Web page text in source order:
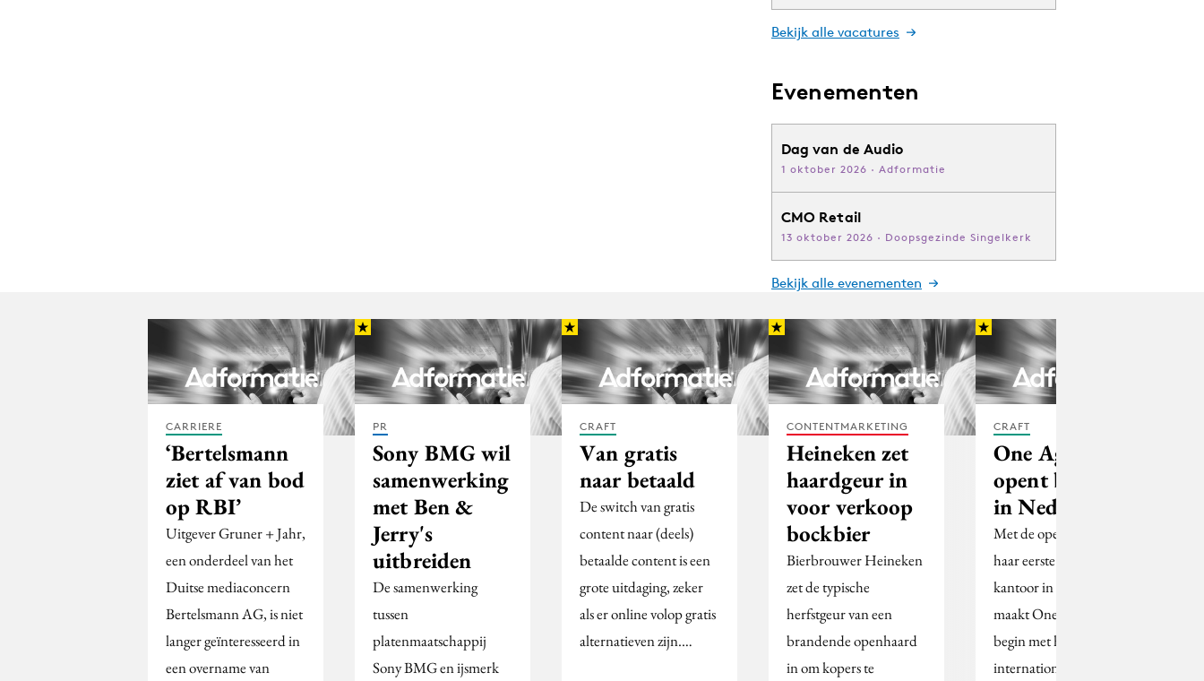
Bekijk alle vacatures
Evenementen
Dag van de Audio
1 oktober 2026 · Adformatie
CMO Retail
13 oktober 2026 · Doopsgezinde Singelkerk
Bekijk alle evenementen
CARRIERE
‘Bertelsmann
ziet af van bod
op RBI’
Uitgever Gruner + Jahr,
een onderdeel van het
Duitse mediaconcern
Bertelsmann AG, is niet
langer geïnteresseerd in
een overname van
PR
Sony BMG wil
samenwerking
met Ben &
Jerry's
uitbreiden
De samenwerking
tussen
platenmaatschappij
Sony BMG en ijsmerk
CRAFT
Van gratis
naar betaald
De switch van gratis
content naar (deels)
betaalde content is een
grote uitdaging, zeker
als er online volop gratis
alternatieven zijn.…
CONTENTMARKETING
Heineken zet
haardgeur in
voor verkoop
bockbier
Bierbrouwer Heineken
zet de typische
herfstgeur van een
brandende openhaard
in om kopers te
CRAFT
One Agency
opent bureau
in Nederland
Met de opening van
haar eerste buitenlands
kantoor in Amsterdam
maakt One Agency een
begin met haar
internationale